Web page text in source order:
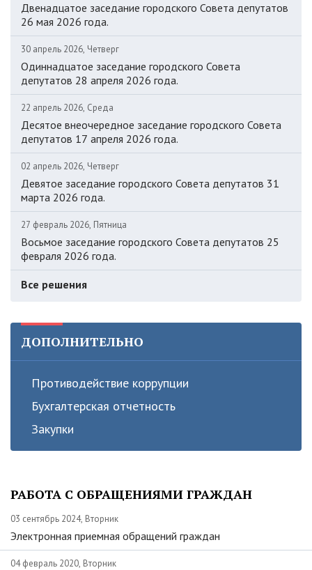
Двенадцатое заседание городского Совета депутатов
26 мая 2026 года.
30 апрель 2026, Четверг
Одиннадцатое заседание городского Совета
депутатов 28 апреля 2026 года.
22 апрель 2026, Среда
Десятое внеочередное заседание городского Совета
депутатов 17 апреля 2026 года.
02 апрель 2026, Четверг
Девятое заседание городского Совета депутатов 31
марта 2026 года.
27 февраль 2026, Пятница
Восьмое заседание городского Совета депутатов 25
февраля 2026 года.
Все решения
ДОПОЛНИТЕЛЬНО
Противодействие коррупции
Бухгалтерская отчетность
Закупки
РАБОТА С ОБРАЩЕНИЯМИ ГРАЖДАН
03 сентябрь 2024, Вторник
Электронная приемная обращений граждан
04 февраль 2020, Вторник